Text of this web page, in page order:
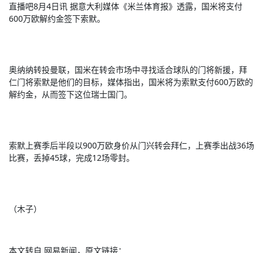
直播吧8月4日讯 据意大利媒体《米兰体育报》透露，国米将支付
600万欧解约金签下索默。
奥纳纳转投曼联，国米在转会市场中寻找适合球队的门将新援，拜
仁门将索默是他们的目标，媒体指出，国米将为索默支付600万欧的
解约金，从而签下这位瑞士国门。
索默上赛季后半段以900万欧身价从门兴转会拜仁，上赛季出战36场
比赛，丢掉45球，完成12场零封。
（木子）
本文转自 网易新闻，原文链接：